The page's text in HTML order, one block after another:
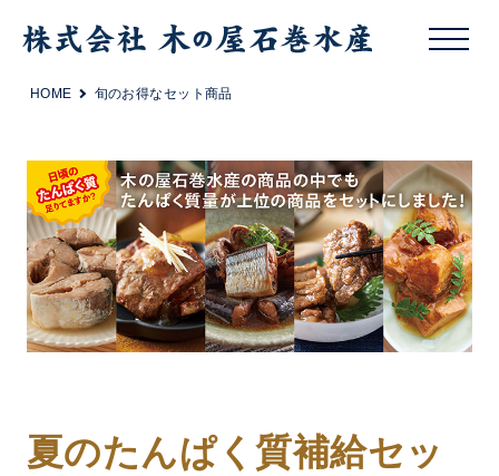
HOME 旬のお得なセット商品
夏のたんぱく質補給セッ